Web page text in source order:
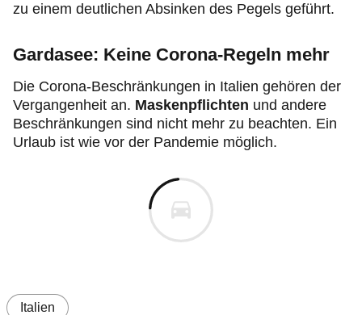
zu einem deutlichen Absinken des Pegels geführt.
Gardasee: Keine Corona-Regeln mehr
Die Corona-Beschränkungen in Italien gehören der
Vergangenheit an. Maskenpflichten und andere
Beschränkungen sind nicht mehr zu beachten. Ein
Urlaub ist wie vor der Pandemie möglich.
Italien